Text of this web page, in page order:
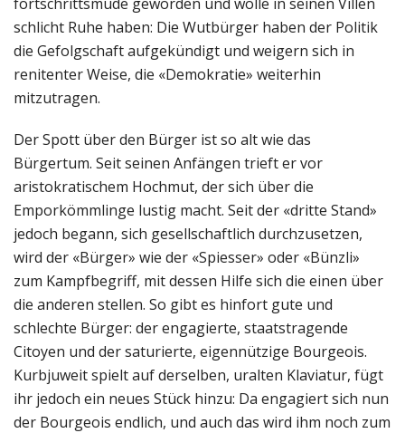
schlicht Ruhe haben: Die Wutbürger haben der Politik
die Gefolgschaft aufgekündigt und weigern sich in
renitenter Weise, die «Demokratie» weiterhin
mitzutragen.
Der Spott über den Bürger ist so alt wie das
Bürgertum. Seit seinen Anfängen trieft er vor
aristokratischem Hochmut, der sich über die
Emporkömmlinge lustig macht. Seit der «dritte Stand»
jedoch begann, sich gesellschaftlich durchzusetzen,
wird der «Bürger» wie der «Spiesser» oder «Bünzli»
zum Kampfbegriff, mit dessen Hilfe sich die einen über
die anderen stellen. So gibt es hinfort gute und
schlechte Bürger: der engagierte, staatstragende
Citoyen und der saturierte, eigennützige Bourgeois.
Kurbjuweit spielt auf derselben, uralten Klaviatur, fügt
ihr jedoch ein neues Stück hinzu: Da engagiert sich nun
der Bourgeois endlich, und auch das wird ihm noch zum